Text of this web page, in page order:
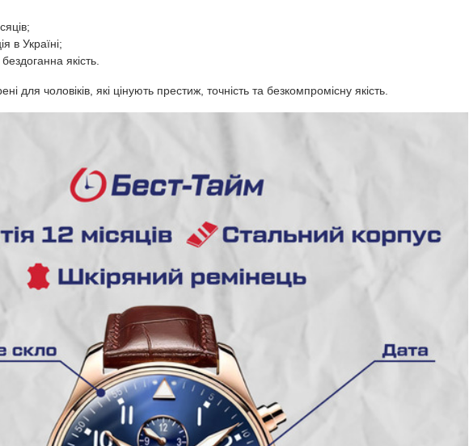
в Україні;
якість.
для чоловіків, які цінують престиж, точність та безкомпромісну якість.